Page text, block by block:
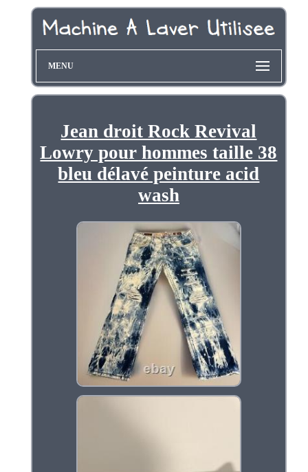
MENU
Jean droit Rock Revival
Lowry pour hommes taille 38
bleu délavé peinture acid
wash